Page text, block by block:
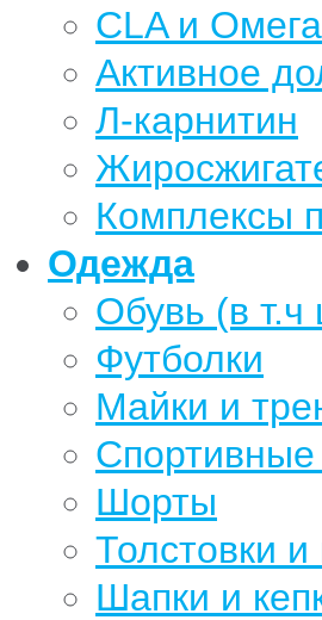
CLA и
Активное
Л-карнитин
Комплексы
Одежда
Обувь (в т.ч
Футболки
Майки и
Шорты
Толстовки и
Шапки и